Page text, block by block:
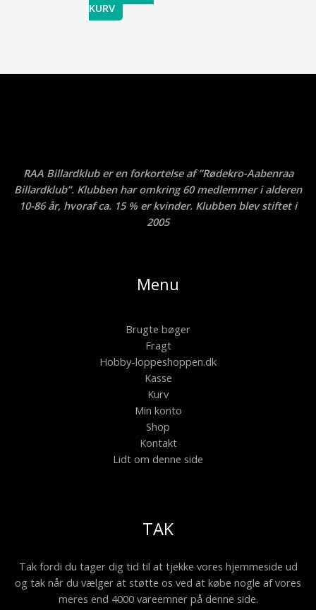
KURV
RAA Billardklub er en forkortelse af ”Rødekro-Aabenraa
Billardklub”. Klubben har omkring 60 medlemmer i alderen
10-86 år, hvoraf ca. 15 % er kvinder. Klubben blev stiftet i
2005
Menu
Brugte bøger
Fragt
Hobby-loppeshoppen.dk
Kasse
Kurv
Min konto
Shop
Kontakt
Lidt om denne side
TAK
Tak fordi du tager dig tid til at tjekke vores hjemmeside ud
og tak når du vælger at støtte os ved at købe nogle af vores
meres end 4000 vareemner på denne side.